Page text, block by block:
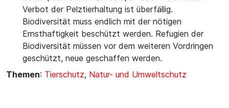
Verbot der Pelztierhaltung ist überfällig.
Biodiversität muss endlich mit der nötigen
Ernsthaftigkeit beschützt werden. Refugien der
Biodiversität müssen vor dem weiteren Vordringen
geschützt, neue geschaffen werden.
Themen: Tierschutz, Natur- und Umweltschutz